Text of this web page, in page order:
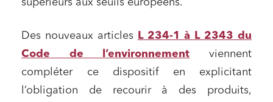
supérieurs aux seuils européens.
Des nouveaux articles
L 234-1 à L 2343 du
Code de l’environnement viennent
compléter ce dispositif en explicitant
l’obligation de recourir à des produits,